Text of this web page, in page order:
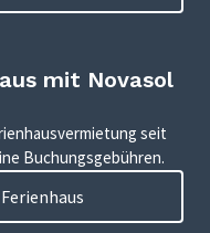
mit Novasol
seit
Buchungsgebühren.